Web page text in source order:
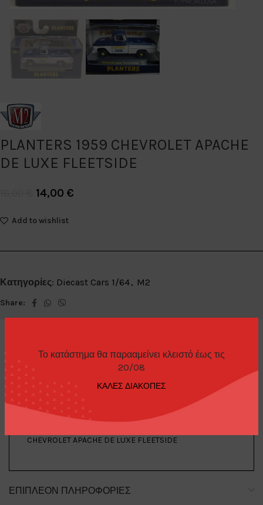
Το κατάστημα θα παρααμείνει κλειστό έως τις
20/08
ΚΑΛΕΣ ΔΙΑΚΟΠΕΣ
PLANTERS 1959 CHEVROLET APACHE
DE LUXE FLEETSIDE
14,00 €
Add to wishlist
Κατηγορίες: Diecast Cars 1/64, M2
Share:
ΠΕΡΙΓΡΑΦΉ
CHEVROLET APACHE DE LUXE FLEETSIDE
ΕΠΙΠΛΈΟΝ ΠΛΗΡΟΦΟΡΊΕΣ